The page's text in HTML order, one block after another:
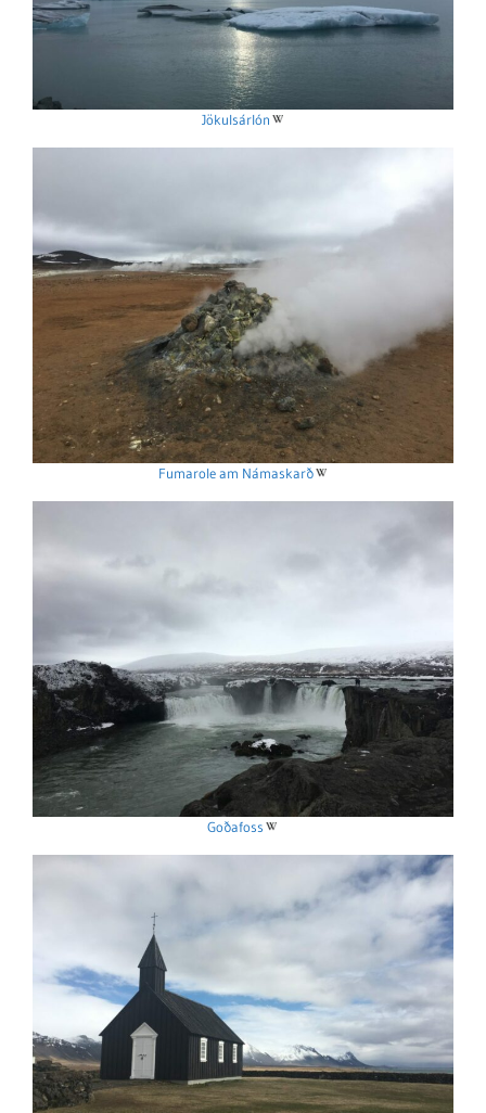
Jökulsárlón
Fumarole am Námaskarð
Goðafoss